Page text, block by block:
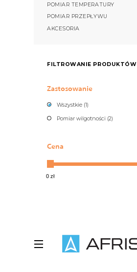
POMIAR TEMPERATURY
POMIAR PRZEPŁYWU
AKCESORIA
FILTROWANIE PRODUKTÓW
Zastosowanie
Wszystkie (1)
Pomiar wilgotności (2)
Cena
0 zł